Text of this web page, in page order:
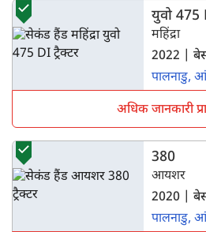
युवो 475
महिंद्रा
पालनाडु,
अधिक जानकारी
380
आयशर
पालनाडु,